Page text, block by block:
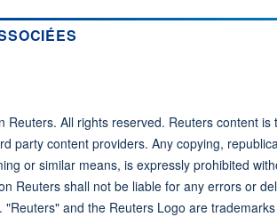
Reuters. All rights reserved. Reuters content
party content providers. Any copying,
or similar means, is expressly prohibited
Reuters shall not be liable for any errors or
"Reuters" and the Reuters Logo are